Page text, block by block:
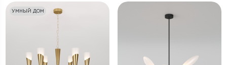
УМНЫЙ ДОМ